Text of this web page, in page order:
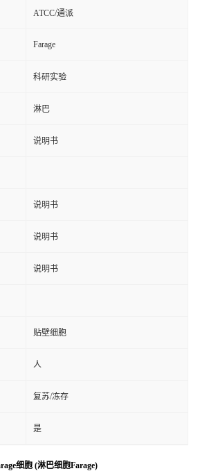
ATCC/通派
Farage
科研实验
淋巴
说明书
说明书
说明书
说明书
贴壁细胞
人
复苏/冻存
是
细胞 (淋巴细胞Farage)